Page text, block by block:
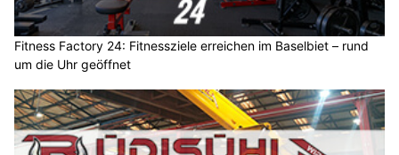
Fitness Factory 24: Fitnessziele erreichen im Baselbiet – rund
um die Uhr geöffnet